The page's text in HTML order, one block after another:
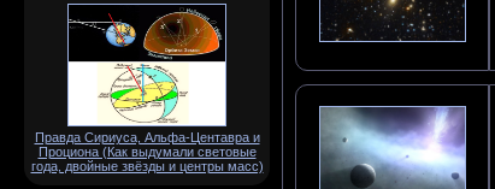
Правда Сириуса, Альфа-Центавра и
Проциона (Как выдумали световые
года, двойные звёзды и центры масс)